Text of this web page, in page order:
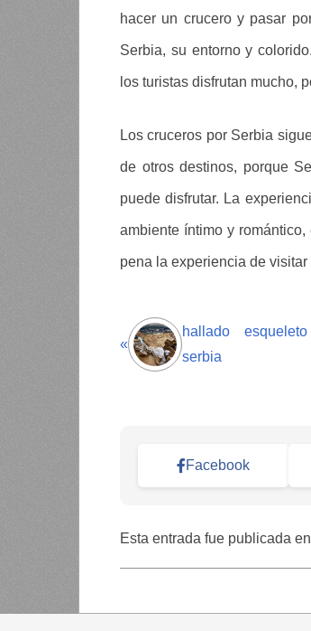
hacer un crucero y pasar
Serbia, su entorno y
los turistas disfrutan mucho,
Los cruceros por Serbia
de otros destinos, porque
puede disfrutar. La
ambiente íntimo y
pena la experiencia de
«
hallado
serbia
Facebook
Esta entrada fue publicada